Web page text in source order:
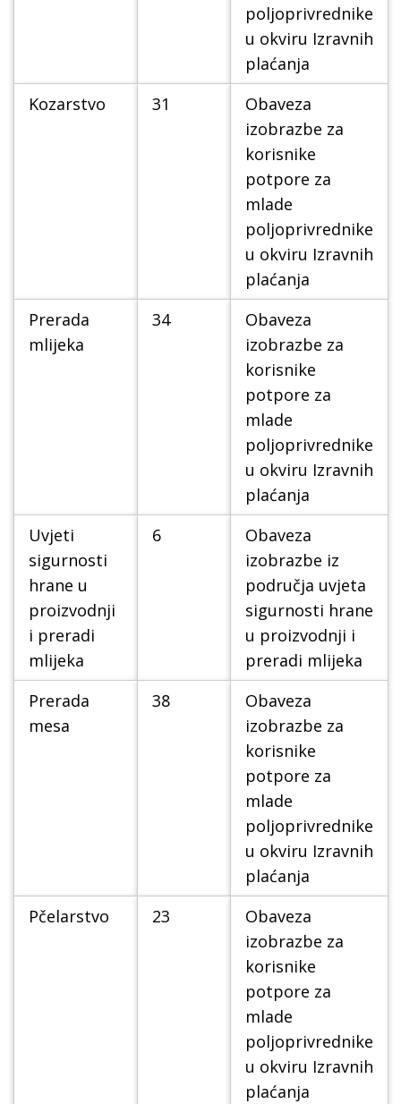
poljoprivrednike
u okviru Izravnih
plaćanja
Kozarstvo
31
Obaveza
izobrazbe za
korisnike
potpore za
mlade
poljoprivrednike
u okviru Izravnih
plaćanja
Prerada
mlijeka
34
Obaveza
izobrazbe za
korisnike
potpore za
mlade
poljoprivrednike
u okviru Izravnih
plaćanja
Uvjeti
sigurnosti
hrane u
proizvodnji
i preradi
mlijeka
6
Obaveza
izobrazbe iz
područja uvjeta
sigurnosti hrane
u proizvodnji i
preradi mlijeka
Prerada
mesa
38
Obaveza
izobrazbe za
korisnike
potpore za
mlade
poljoprivrednike
u okviru Izravnih
plaćanja
Pčelarstvo
23
Obaveza
izobrazbe za
korisnike
potpore za
mlade
poljoprivrednike
u okviru Izravnih
plaćanja